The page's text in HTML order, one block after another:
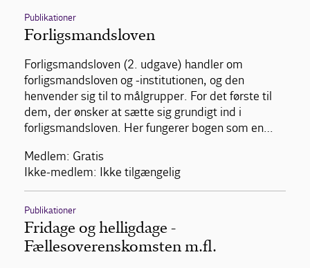
Publikationer
Forligsmandsloven
Forligsmandsloven (2. udgave) handler om
forligsmandsloven og -institutionen, og den
henvender sig til to målgrupper. For det første til
dem, der ønsker at sætte sig grundigt ind i
forligsmandsloven. Her fungerer bogen som en…
Medlem: Gratis
Ikke-medlem: Ikke tilgængelig
Publikationer
Fridage og helligdage -
Fællesoverenskomsten m.fl.